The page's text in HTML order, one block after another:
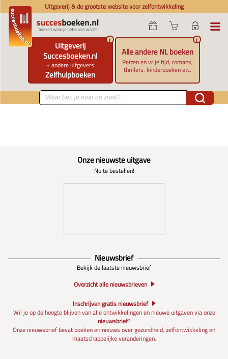
Uitgeverij & de grootste website voor zelfontwikkeling
Uitgeverij
Succesboeken.nl
+ andere uitgevers
Zelfhulpboeken
i
Alle andere NL boeken
Reizen en vrije tijd, romans,
thrillers, kinderboeken etc.
i
Onze nieuwste uitgave
Nu te bestellen!
Nieuwsbrief
Bekijk de laatste nieuwsbrief
Overzicht alle nieuwsbrieven
Inschrijven gratis nieuwsbrief
Wil je op de hoogte blijven van alle ontwikkelingen en nieuwe uitgaven via onze
nieuwsbrief?
Onze nieuwsbrief bevat boeken en nieuws over gezondheid, zelfontwikkeling en
maatschappelijke veranderingen.